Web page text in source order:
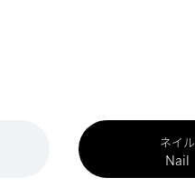
ネイル
Nail